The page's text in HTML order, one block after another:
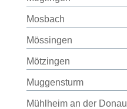
Mosbach
Mössingen
Mötzingen
Muggensturm
Mühlheim an der Donau